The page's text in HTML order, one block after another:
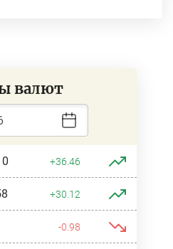
валют
+36.46
+30.12
-0.98